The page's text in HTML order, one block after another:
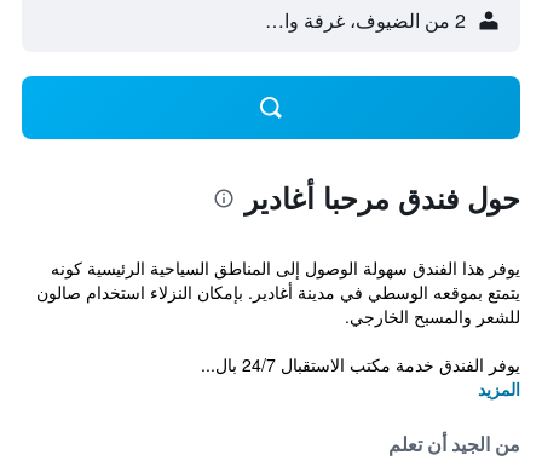
2 من الضيوف، غرفة واحدة
حول فندق مرحبا أغادير
يوفر هذا الفندق سهولة الوصول إلى المناطق السياحية الرئيسية كونه
يتمتع بموقعه الوسطي في مدينة أغادير. بإمكان النزلاء استخدام صالون
للشعر والمسبح الخارجي.
يوفر الفندق خدمة مكتب الاستقبال 24/7 بال...
المزيد
من الجيد أن تعلم